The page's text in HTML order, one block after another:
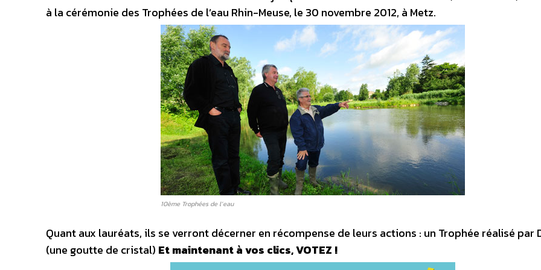
à la cérémonie des Trophées de l’eau Rhin-Meuse, le 30 novembre 2012, à Metz.
10ème Trophées de l’eau
Quant aux lauréats, ils se verront décerner en récompense de leurs actions : un Trophée réalisé par
(une goutte de cristal) Et maintenant à vos clics, VOTEZ !